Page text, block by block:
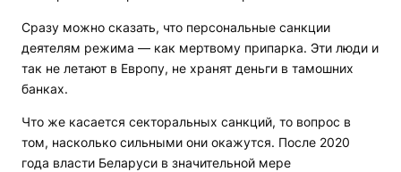
Сразу можно сказать, что персональные санкции
деятелям режима — как мертвому припарка. Эти люди и
так не летают в Европу, не хранят деньги в тамошних
банках.
Что же касается секторальных санкций, то вопрос в
том, насколько сильными они окажутся. После 2020
года власти Беларуси в значительной мере